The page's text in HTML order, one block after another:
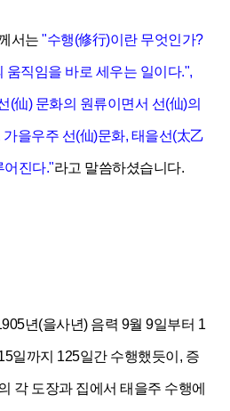
서는 "수행(修行)이란 무엇인가?
움직임을 바로 세우는 일이다.",
(仙) 문화의 원류이면서 선(仙)의
을우주 선(仙)문화, 태을선(太乙
어진다."라고 말씀하셨습니다.
년(을사년) 음력 9월 9일부터 1
일까지 125일간 수행했듯이, 증
각 도장과 집에서 태을주 수행에